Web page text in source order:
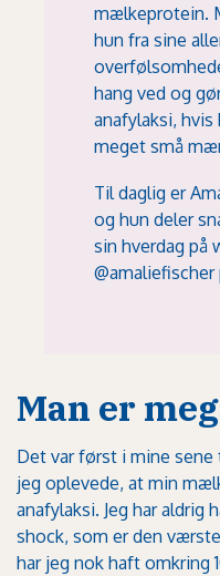
mælkeprotein.
hun fra sine
hang ved og
anafylaksi,
meget små
Til daglig er
og hun deler
sin hverdag på
@amaliefischer
Man er
Det var først i mine
jeg oplevede, at min
anafylaksi. Jeg har
shock, som er den
har jeg nok haft omkring